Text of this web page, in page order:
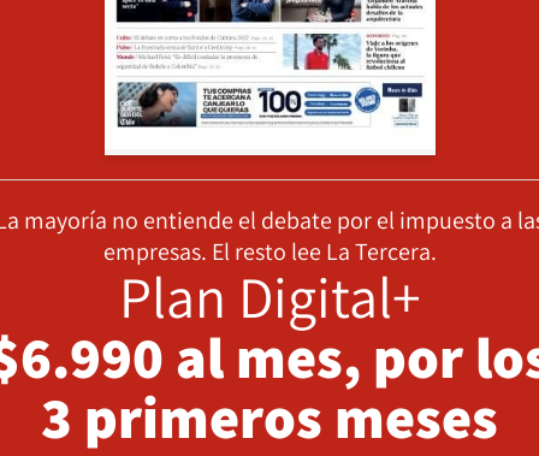
mayoría no entiende el debate por el impuesto a
empresas. El resto lee La Tercera.
Plan Digital+
al mes, por
3 primeros meses